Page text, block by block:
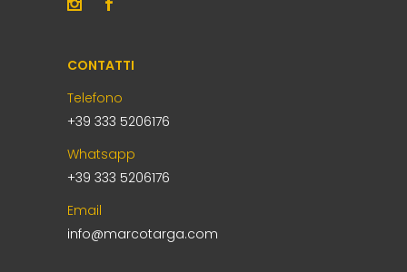
CONTATTI
Telefono
+39 333 5206176
Whatsapp
+39 333 5206176
Email
info@marcotarga.com